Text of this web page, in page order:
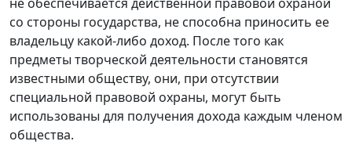
не обеспечивается действенной правовой охраной
со стороны государства, не способна приносить ее
владельцу какой-либо доход. После того как
предметы творческой деятельности становятся
известными обществу, они, при отсутствии
специальной правовой охраны, могут быть
использованы для получения дохода каждым членом
общества.